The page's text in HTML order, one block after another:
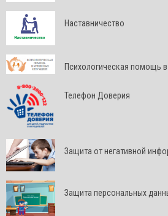
Наставничество
Психологическая помощь
Телефон Доверия
Защита от негативной
Защита персональных